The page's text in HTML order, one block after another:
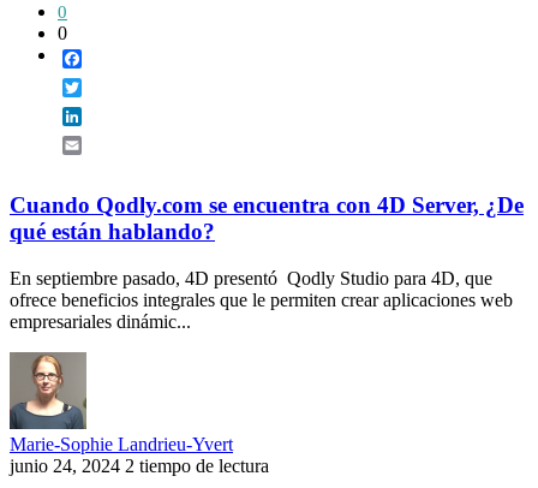
0
0
Cuando Qodly.com se encuentra con 4D Server, ¿De
qué están hablando?
En septiembre pasado, 4D presentó Qodly Studio para 4D, que
ofrece beneficios integrales que le permiten crear aplicaciones web
empresariales dinámic...
Marie-Sophie Landrieu-Yvert
junio 24, 2024 2 tiempo de lectura